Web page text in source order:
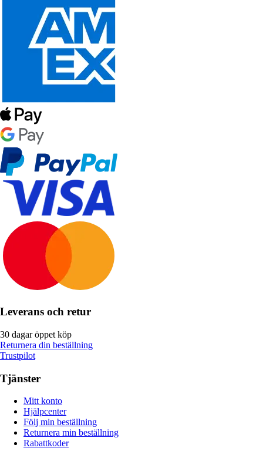
Leverans och retur
30 dagar öppet köp
Returnera din beställning
Trustpilot
Tjänster
Mitt konto
Hjälpcenter
Följ min beställning
Returnera min beställning
Rabattkoder